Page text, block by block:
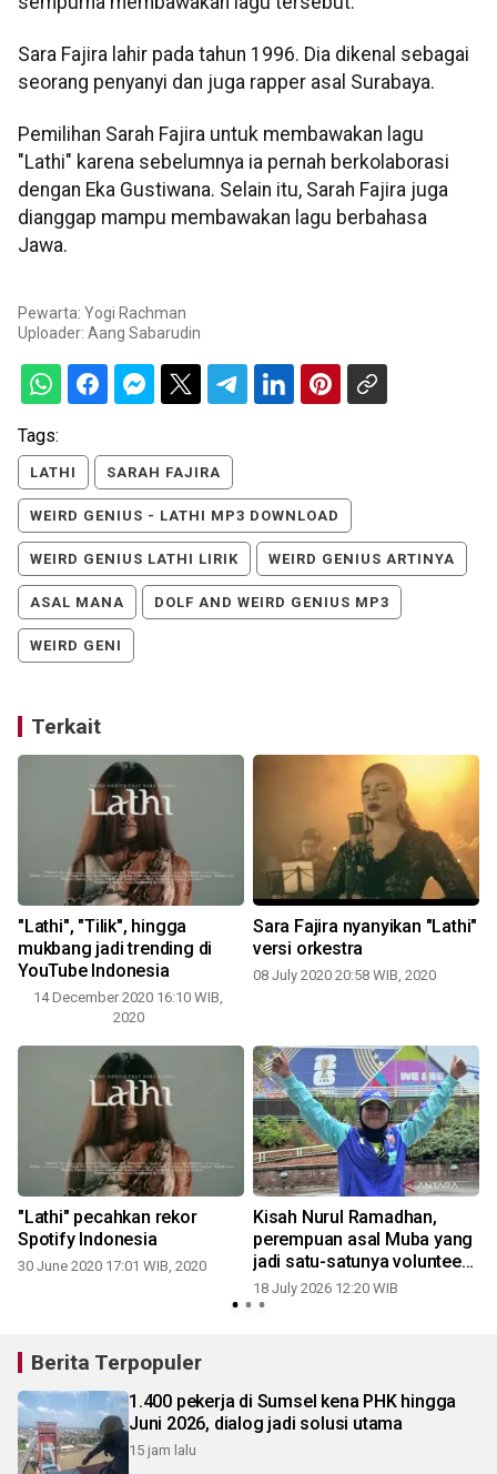
Sara Fajira lahir pada tahun 1996. Dia dikenal sebagai
seorang penyanyi dan juga rapper asal Surabaya.
Pemilihan Sarah Fajira untuk membawakan lagu
"Lathi" karena sebelumnya ia pernah berkolaborasi
dengan Eka Gustiwana. Selain itu, Sarah Fajira juga
dianggap mampu membawakan lagu berbahasa
Jawa.
Pewarta: Yogi Rachman
Uploader: Aang Sabarudin
Tags:
LATHI SARAH FAJIRA
WEIRD GENIUS - LATHI MP3 DOWNLOAD
WEIRD GENIUS LATHI LIRIK WEIRD GENIUS ARTINYA
ASAL MANA DOLF AND WEIRD GENIUS MP3
WEIRD GENI
Terkait
"Lathi", "Tilik", hingga
mukbang jadi trending di
YouTube Indonesia
14 December 2020 16:10 WIB,
2020
Sara Fajira nyanyikan "Lathi"
versi orkestra
08 July 2020 20:58 WIB, 2020
"Lathi" pecahkan rekor
Spotify Indonesia
30 June 2020 17:01 WIB, 2020
Kisah Nurul Ramadhan,
perempuan asal Muba yang
jadi satu-satunya volunteer
Piala Dunia 2026
18 July 2026 12:20 WIB
Berita Terpopuler
1.400 pekerja di Sumsel kena PHK hingga
Juni 2026, dialog jadi solusi utama
15 jam lalu